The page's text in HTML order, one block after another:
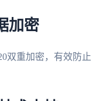
加密
双重加密，有效防